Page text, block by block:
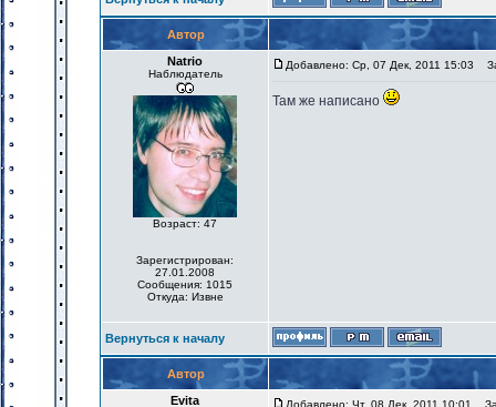
Автор
Natrio
Наблюдатель
Возраст: 47
Зарегистрирован:
27.01.2008
Сообщения: 1015
Откуда: Извне
Добавлено: Ср, 07 Дек, 2011 15:03
Там же написано
Вернуться к началу
Автор
Evita
Добавлено: Чт, 08 Дек, 2011 10:01